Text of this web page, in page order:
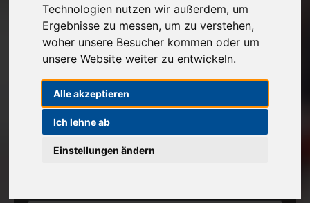
Technologien nutzen wir außerdem, um
Ergebnisse zu messen, um zu verstehen,
woher unsere Besucher kommen oder um
unsere Website weiter zu entwickeln.
Alle akzeptieren
Ich lehne ab
Einstellungen ändern
Marke*
Modell
Erstzulassung